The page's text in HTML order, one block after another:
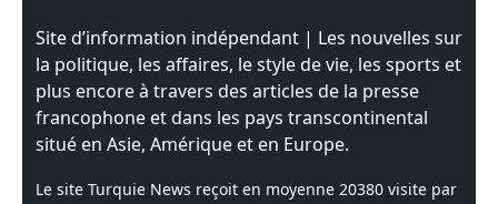
Site d’information indépendant | Les nouvelles sur
la politique, les affaires, le style de vie, les sports et
plus encore à travers des articles de la presse
francophone et dans les pays transcontinental
situé en Asie, Amérique et en Europe.
Le site Turquie News reçoit en moyenne 20380 visite par